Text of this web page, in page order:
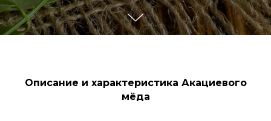
Описание и характеристика Акациевого
мёда